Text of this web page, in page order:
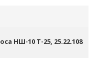
НШ-10 Т-25, 25.22.108